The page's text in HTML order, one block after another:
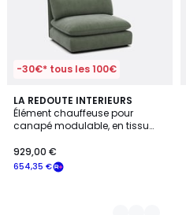
-30€* tous les 100€
LA REDOUTE INTERIEURS
Élément chauffeuse pour
canapé modulable, en tissu
654,35 €
929,00 €
5
Couleurs